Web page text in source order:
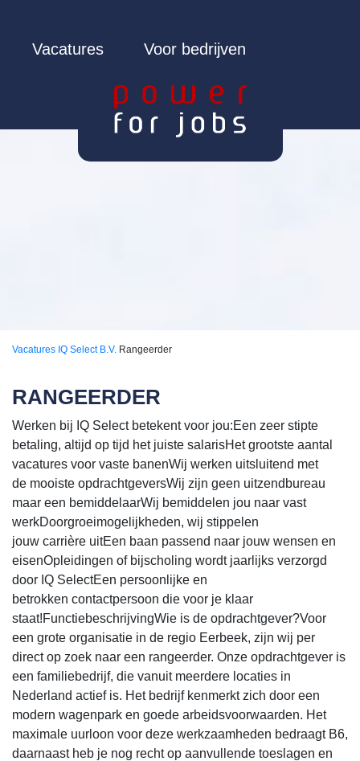
Vacatures Voor bedrijven
Vacatures IQ Select B.V. Rangeerder
RANGEERDER
Werken bij IQ Select betekent voor jou:Een zeer stipte
betaling, altijd op tijd het juiste salarisHet grootste aantal
vacatures voor vaste banenWij werken uitsluitend met
de mooiste opdrachtgeversWij zijn geen uitzendbureau
maar een bemiddelaarWij bemiddelen jou naar vast
werkDoorgroeimogelijkheden, wij stippelen
jouw carrière uitEen baan passend naar jouw wensen en
eisenOpleidingen of bijscholing wordt jaarlijks verzorgd
door IQ SelectEen persoonlijke en
betrokken contactpersoon die voor je klaar
staat!FunctiebeschrijvingWie is de opdrachtgever?Voor
een grote organisatie in de regio Eerbeek, zijn wij per
direct op zoek naar een rangeerder. Onze opdrachtgever is
een familiebedrijf, die vanuit meerdere locaties in
Nederland actief is. Het bedrijf kenmerkt zich door een
modern wagenpark en goede arbeidsvoorwaarden. Het
maximale uurloon voor deze werkzaamheden bedraagt B6,
daarnaast heb je nog recht op aanvullende toeslagen en